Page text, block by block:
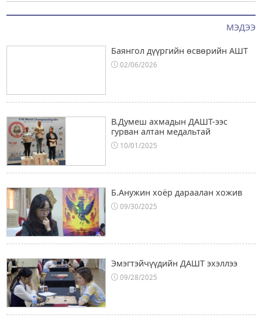
МЭДЭЭ
Баянгол дүүргийн өсвөрийн АШТ
02/06/2026
В.Думеш ахмадын ДАШТ-ээс
гурван алтан медальтай
10/01/2025
Б.Анужин хоёр дараалан хожив
09/30/2025
Эмэгтэйчүүдийн ДАШТ эхэллээ
09/28/2025